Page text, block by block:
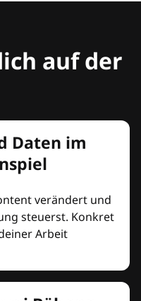
auf der
Daten im
verändert und
steuerst. Konkret
Arbeit